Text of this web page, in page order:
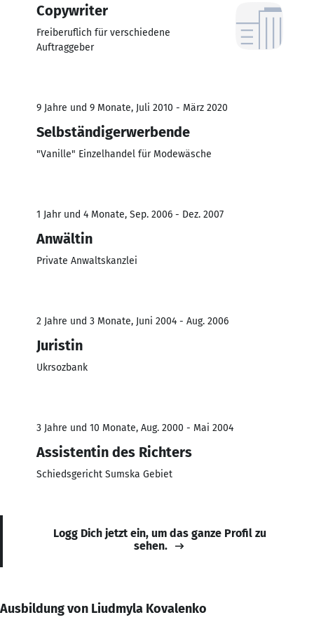
Copywriter
Freiberuflich für verschiedene
Auftraggeber
9 Jahre und 9 Monate, Juli 2010 - März 2020
Selbständigerwerbende
"Vanille" Einzelhandel für Modewäsche
1 Jahr und 4 Monate, Sep. 2006 - Dez. 2007
Anwältin
Private Anwaltskanzlei
2 Jahre und 3 Monate, Juni 2004 - Aug. 2006
Juristin
Ukrsozbank
3 Jahre und 10 Monate, Aug. 2000 - Mai 2004
Assistentin des Richters
Schiedsgericht Sumska Gebiet
Logg Dich jetzt ein, um das ganze Profil zu
sehen.
Ausbildung von Liudmyla Kovalenko